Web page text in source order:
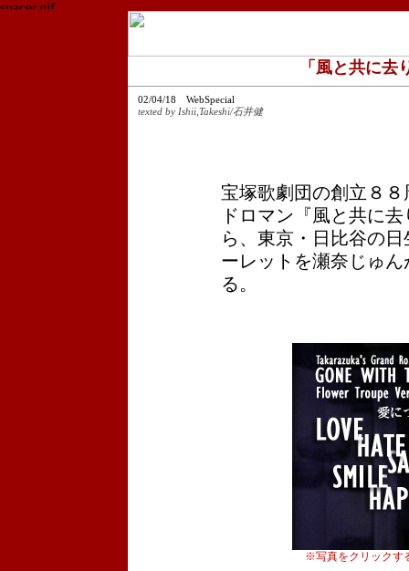
「風と共に
02/04/18 WebSpecial
texted by Ishii,Takeshi/石井健
宝塚歌劇団の創立８
ドロマン『風と共に
ら、東京・日比谷の
ーレットを瀬奈じゅ
る。
※写真をクリックす